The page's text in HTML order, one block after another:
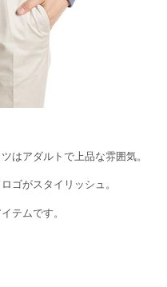
はアダルトで上品な雰囲気。
ゴがスタイリッシュ。
テムです。